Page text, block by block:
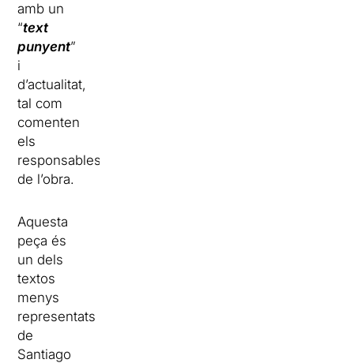
amb un
“text
punyent”
i
d’actualitat,
tal com
comenten
els
responsables
de l’obra.
Aquesta
peça és
un dels
textos
menys
representats
de
Santiago